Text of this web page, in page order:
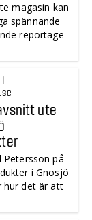
magasin kan
spännande
reportage
ute
Petersson på
i Gnosjö
hur det är att